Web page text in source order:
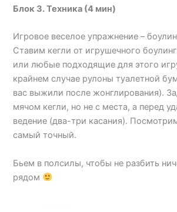
Блок 3. Техника (4 мин)
Игровое веселое упражнение –
Ставим кегли от игрушечного
или любые подходящие для этого
крайнем случае рулоны туалетной
вас выжили после жонглирования).
мячом кегли, но не с места, а перед
ведение (два-три касания).
самый точный.
Бьем в полсилы, чтобы не разбить
рядом